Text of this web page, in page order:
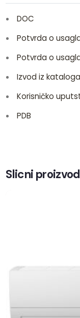
DOC
Potvrda o
Potvrda o
Izvod iz kataloga
Korisničko
PDB
Slicni